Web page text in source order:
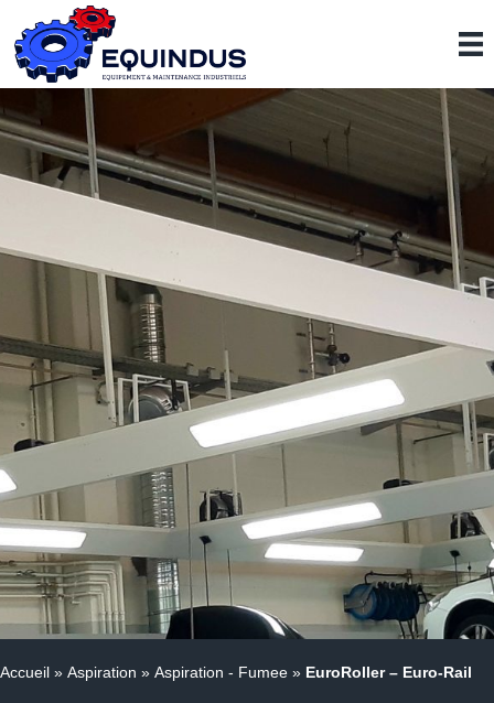
Accueil » Aspiration » Aspiration - Fumee » EuroRoller – Euro-Rail